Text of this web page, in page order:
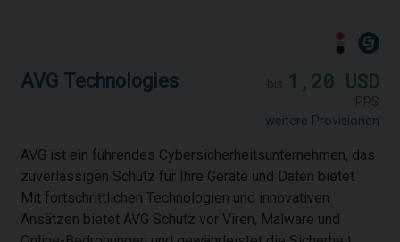
AVG Technologies 1,20 USD
weitere Provisionen
AVG ist ein führendes Cybersicherheitsunternehmen, das
zuverlässigen Schutz für Ihre Geräte und Daten bietet.
Mit fortschrittlichen Technologien und innovativen
Ansätzen bietet AVG Schutz vor Viren, Malware und